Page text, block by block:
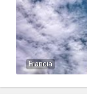
Francia